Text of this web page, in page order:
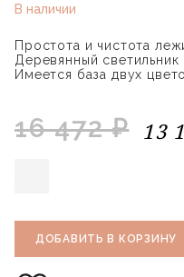
В наличии
Простота и чистота
Деревянный светильник
Имеется база двух
16 472 ₽ 13
ДОБАВИТЬ В КОРЗИНУ